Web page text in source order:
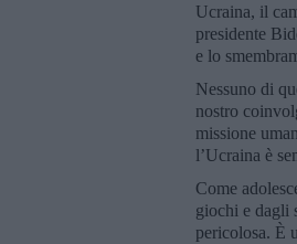
Ucraina, il
presidente
e lo
Nessuno di
nostro
missione
l’Ucraina è
Come
giochi e dagli
pericolosa. È